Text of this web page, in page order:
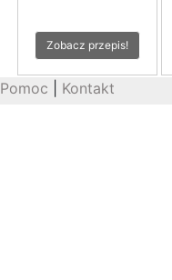
Zobacz przepis!
Pomoc Kontakt